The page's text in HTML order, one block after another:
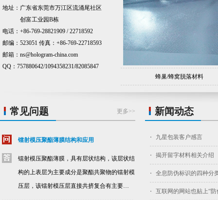
地址：广东省东莞市万江区流涌尾社区
创富工业园B栋
电话：+86-769-28821909 / 22718592
邮编：523051 传真：+86-769-22718593
邮箱：ns@hologram-china.com
QQ：757880642/1094358231/82085847
蜂巢/蜂窝脱落材料
常见问题 更多>>
镭射模压聚酯薄膜结构和应用
镭射模压聚酯薄膜，具有层状结构，该层状结
构的上表层为主要成分是聚酯共聚物的镭射模
压层，该镭射模压层直接共挤复合有主要…
新闻动态
九星包装客户感言
揭开留字材料相关介绍
全息防伪标识的四种分
互联网的网站也贴上“防